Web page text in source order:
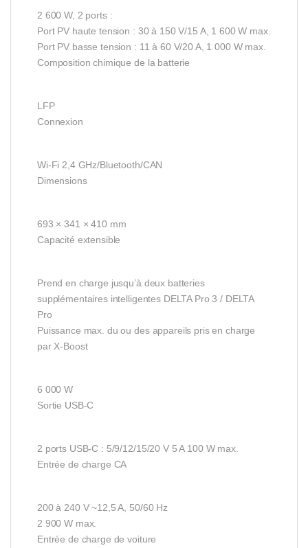
2 600 W, 2 ports :
Port PV haute tension : 30 à 150 V/15 A, 1 600 W max.
Port PV basse tension : 11 à 60 V/20 A, 1 000 W max.
Composition chimique de la batterie
LFP
Connexion
Wi-Fi 2,4 GHz/Bluetooth/CAN
Dimensions
693 × 341 × 410 mm
Capacité extensible
Prend en charge jusqu’à deux batteries
supplémentaires intelligentes DELTA Pro 3 / DELTA
Pro
Puissance max. du ou des appareils pris en charge
par X-Boost
6 000 W
Sortie USB-C
2 ports USB-C : 5/9/12/15/20 V 5 A 100 W max.
Entrée de charge CA
200 à 240 V ~12,5 A, 50/60 Hz
2 900 W max.
Entrée de charge de voiture